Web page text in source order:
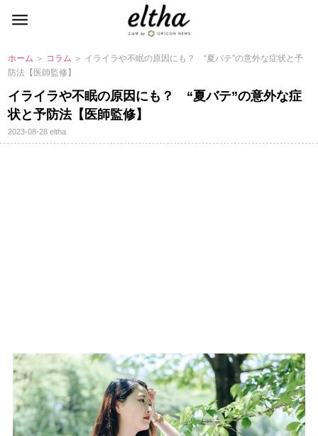
ホーム ＞ コラム ＞ イライラや不眠の原因にも？ “夏バテ”の意外な症状と予
防法【医師監修】
イライラや不眠の原因にも？ “夏バテ”の意外な症
状と予防法【医師監修】
2023-08-28eltha